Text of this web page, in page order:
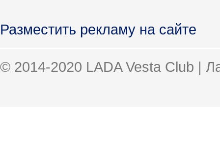
Разместить рекламу на сайте
© 2014-2020 LADA Vesta Club |